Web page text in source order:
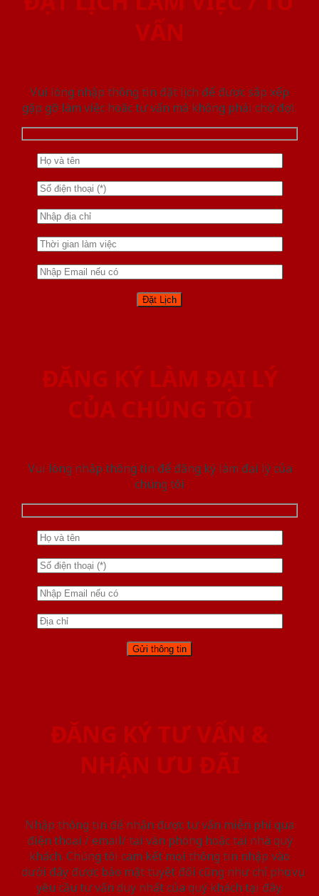
VẤN
Vui lòng nhập thông tin đặt lịch để được sắp xếp
gặp gỡ làm việc hoăc tư vấn mà không phải chờ đợi.
ĐĂNG KÝ LÀM ĐẠI LÝ
CỦA CHÚNG TÔI
Vui lòng nhập thông tin để đăng ký làm đại lý của
chúng tôi
ĐĂNG KÝ TƯ VẤN &
NHẬN ƯU ĐÃI
Nhập thông tin để nhận được tư vấn miễn phí qua
điện thoại / email/ tại văn phòng hoặc tại nhà quý
khách. Chúng tôi cam kết mọi thông tin nhập vào
dưới đây được bảo mật tuyệt đối cũng như chỉ phục vụ
yêu cầu tư vấn duy nhất của quý khách tại đây.